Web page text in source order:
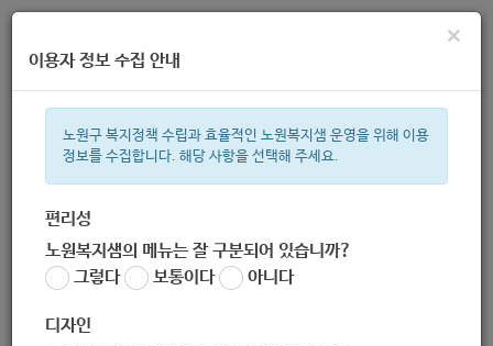
주간 인기검색어
한눈으로 보는 복지 정보
×
이용자 정보 수집 안내
노원구 복지정책 수립과 효율적인 노원복지샘 운영을 위해 이용
정보를 수집합니다. 해당 사항을 선택해 주세요.
편리성
노원복지샘의 메뉴는 잘 구분되어 있습니까?
그렇다
보통이다 아니다
디자인